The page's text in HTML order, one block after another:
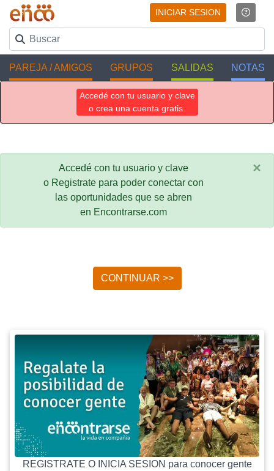
INICIAR SESION
PAREJA / AMIGOS GRUPOS SALIDAS NOTAS
Accedé con tu usuario y clave
o crea una cuenta gratis.
Accedé con tu usuario y clave
o Registrate para poder conectar con
las oportunidades que se abren
en Encontrarse.com
×
CONTINUAR >>
REGISTRATE O INICIA SESION para conocer gente